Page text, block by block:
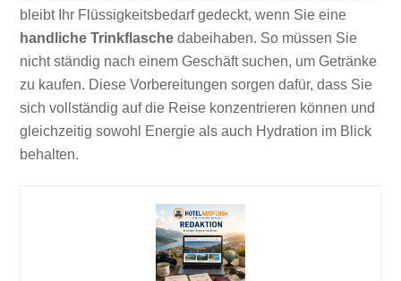
bleibt Ihr Flüssigkeitsbedarf gedeckt, wenn Sie eine
handliche Trinkflasche dabeihaben. So müssen Sie
nicht ständig nach einem Geschäft suchen, um Getränke
zu kaufen. Diese Vorbereitungen sorgen dafür, dass Sie
sich vollständig auf die Reise konzentrieren können und
gleichzeitig sowohl Energie als auch Hydration im Blick
behalten.